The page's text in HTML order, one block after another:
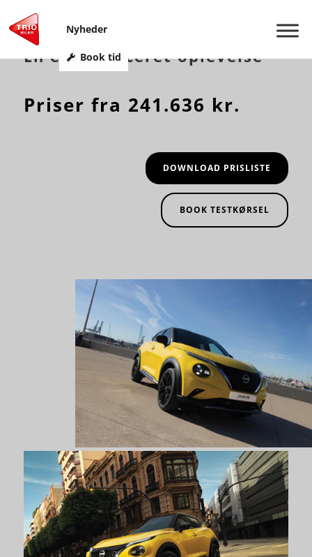
Nyheder
Book tid
NISSAN JUKE HYBRID
En elektrificeret oplevelse
Priser fra 241.636 kr.
DOWNLOAD PRISLISTE
BOOK TESTKØRSEL